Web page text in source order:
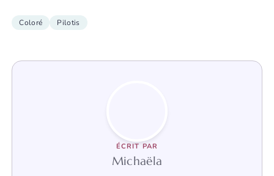
Coloré Pilotis
ÉCRIT PAR
Michaëla